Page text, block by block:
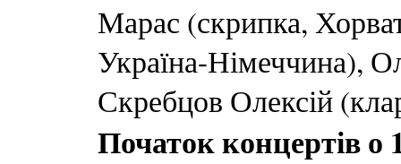
Марас (скрипка,
Україна-Німеччина),
Скребцов Олексій
Початок концертів о